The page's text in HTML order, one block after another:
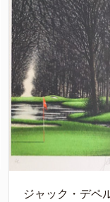
ジャック・デペ